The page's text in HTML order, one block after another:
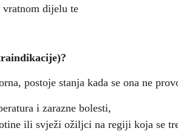
vratnom dijelu te
postoje stanja kada se ona ne
i zarazne bolesti,
ili svježi ožiljci na regiji koja se